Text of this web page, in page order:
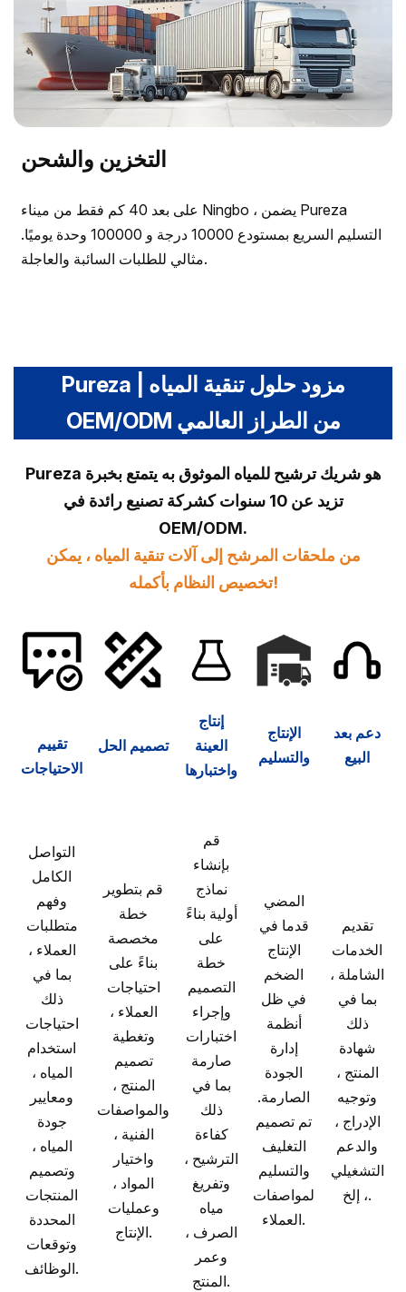
التخزين والشحن
على بعد 40 كم فقط من ميناء Ningbo ، يضمن Pureza
التسليم السريع بمستودع 10000 درجة و 100000 وحدة يوميًا.
مثالي للطلبات السائبة والعاجلة.
Pureza | مزود حلول تنقية المياه
OEM/ODM من الطراز العالمي
Pureza هو شريك ترشيح للمياه الموثوق به يتمتع بخبرة
تزيد عن 10 سنوات كشركة تصنيع رائدة في
OEM/ODM.
من ملحقات المرشح إلى آلات تنقية المياه ، يمكن
تخصيص النظام بأكمله!
تقييم
الاحتياجات
تصميم الحل
إنتاج
العينة
واختبارها
الإنتاج
والتسليم
دعم بعد
البيع
التواصل
الكامل
وفهم
متطلبات
العملاء ،
بما في
ذلك
احتياجات
استخدام
المياه ،
ومعايير
جودة
المياه ،
وتصميم
المنتجات
المحددة
وتوقعات
الوظائف.
قم بتطوير
خطة
مخصصة
بناءً على
احتياجات
العملاء ،
وتغطية
تصميم
المنتج ،
والمواصفات
الفنية ،
واختيار
المواد ،
وعمليات
الإنتاج.
قم
بإنشاء
نماذج
أولية بناءً
على
خطة
التصميم
وإجراء
اختبارات
صارمة
بما في
ذلك
كفاءة
الترشيح ،
وتفريغ
مياه
الصرف ،
وعمر
المنتج.
المضي
قدما في
الإنتاج
الضخم
في ظل
أنظمة
إدارة
الجودة
الصارمة.
تم تصميم
التغليف
والتسليم
لمواصفات
العملاء.
تقديم
الخدمات
الشاملة ،
بما في
ذلك
شهادة
المنتج ،
وتوجيه
الإدراج ،
والدعم
التشغيلي
، إلخ.